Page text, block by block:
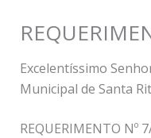
Excelentíssimo
Municipal de Santa
REQUERIMENTO Nº